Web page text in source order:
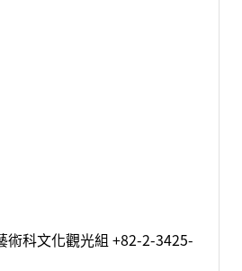
術科文化觀光組 +82-2-3425-